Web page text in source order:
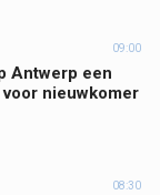
09:00
Antwerp een
nieuwkomer
08:30